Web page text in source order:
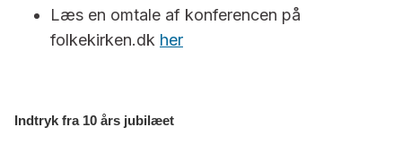
Læs en omtale af konferencen på
folkekirken.dk her
Indtryk fra 10 års jubilæet